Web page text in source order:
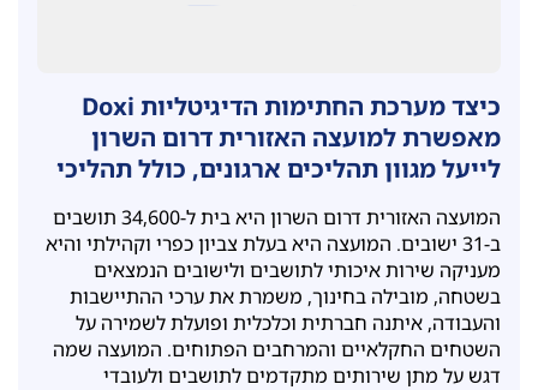
כיצד מערכת החתימות הדיגיטליות Doxi
מאפשרת למועצה האזורית דרום השרון
לייעל מגוון תהליכים ארגונים, כולל תהליכי
ובבתי הספר
המועצה האזורית דרום השרון היא בית ל-34,600 תושבים
ב-31 ישובים. המועצה היא בעלת צביון כפרי וקהילתי והיא
מעניקה שירות איכותי לתושבים ולישובים הנמצאים
בשטחה, מובילה בחינוך, משמרת את ערכי ההתיישבות
והעבודה, איתנה חברתית וכלכלית ופועלת לשמירה על
השטחים החקלאיים והמרחבים הפתוחים. המועצה שמה
דגש על מתן שירותים מתקדמים לתושבים ולעובדי